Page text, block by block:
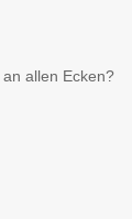
allen Ecken?